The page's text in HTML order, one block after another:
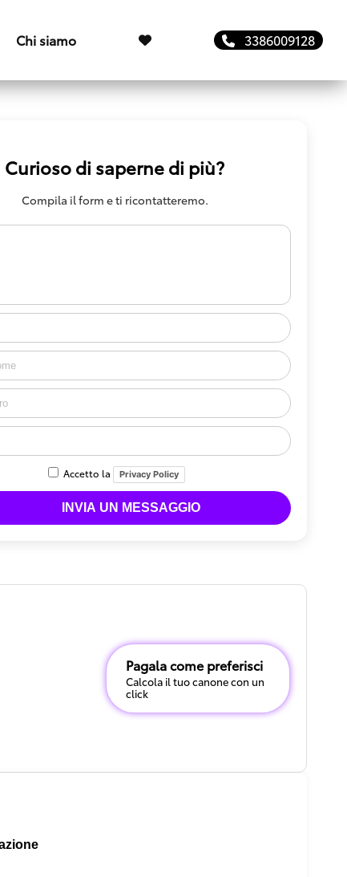
Chi siamo 3386009128
Curioso di saperne di più?
Compila il form e ti ricontatteremo.
Accetto la Privacy Policy
Pagala come preferisci
Calcola il tuo canone con un
click